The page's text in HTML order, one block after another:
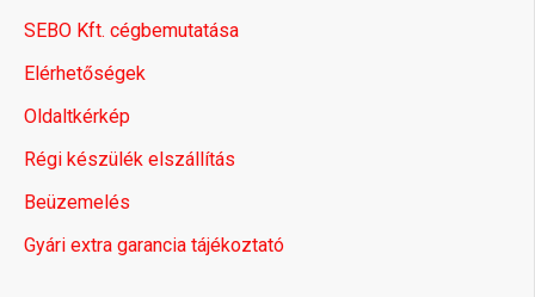
SEBO Kft. cégbemutatása
Elérhetőségek
Oldaltkérkép
Régi készülék elszállítás
Beüzemelés
Gyári extra garancia tájékoztató